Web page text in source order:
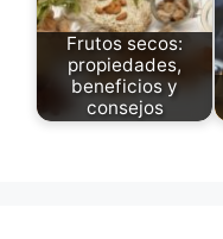
Frutos secos:
propiedades,
beneficios y
consejos